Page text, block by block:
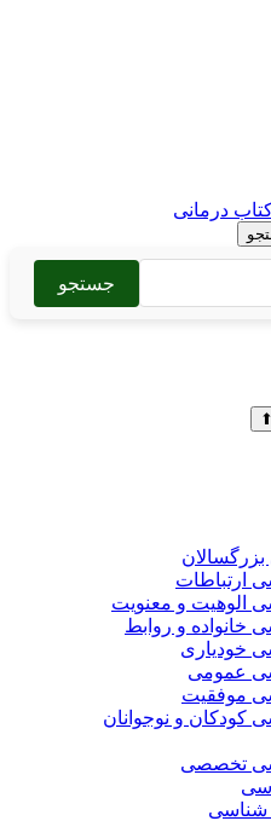
جستجو
⬆
ارتباطات
الوهیت و معنویت
خانواده و روابط
خودیاری
عمومی
موفقیت
کودکان و نوجوانان
تخصصی
شناسی